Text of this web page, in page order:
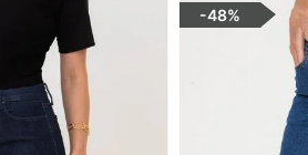
-48%